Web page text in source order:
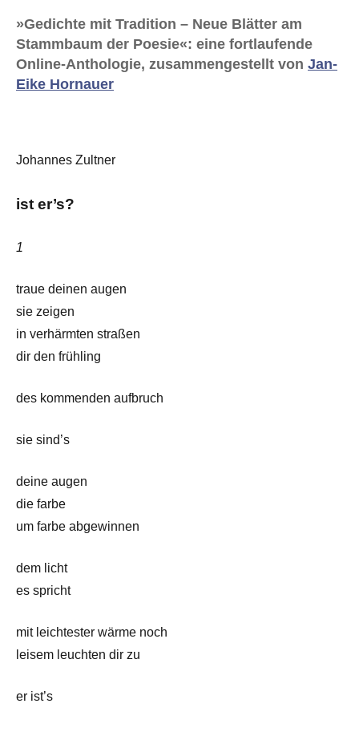
»Gedichte mit Tradition – Neue Blätter am
Stammbaum der Poesie«: eine fortlaufende
Online-Anthologie, zusammengestellt von Jan-
Eike Hornauer
Johannes Zultner
ist er’s?
1
traue deinen augen
sie zeigen
in verhärmten straßen
dir den frühling
des kommenden aufbruch
sie sind’s
deine augen
die farbe
um farbe abgewinnen
dem licht
es spricht
mit leichtester wärme noch
leisem leuchten dir zu
er ist’s